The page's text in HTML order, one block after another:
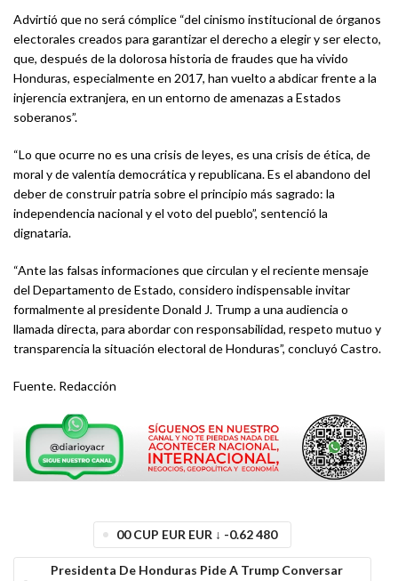
Advirtió que no será cómplice “del cinismo institucional de órganos
electorales creados para garantizar el derecho a elegir y ser electo,
que, después de la dolorosa historia de fraudes que ha vivido
Honduras, especialmente en 2017, han vuelto a abdicar frente a la
injerencia extranjera, en un entorno de amenazas a Estados
soberanos”.
“Lo que ocurre no es una crisis de leyes, es una crisis de ética, de
moral y de valentía democrática y republicana. Es el abandono del
deber de construir patria sobre el principio más sagrado: la
independencia nacional y el voto del pueblo”, sentenció la
dignataria.
“Ante las falsas informaciones que circulan y el reciente mensaje
del Departamento de Estado, considero indispensable invitar
formalmente al presidente Donald J. Trump a una audiencia o
llamada directa, para abordar con responsabilidad, respeto mutuo y
transparencia la situación electoral de Honduras”, concluyó Castro.
Fuente. Redacción
00 CUP EUR EUR ↓ -0.62 480
Presidenta De Honduras Pide A Trump Conversar